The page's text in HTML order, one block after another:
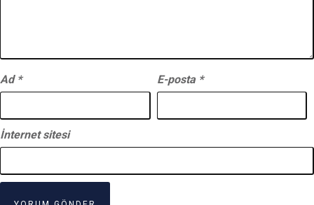
Ad * E-posta *
İnternet sitesi